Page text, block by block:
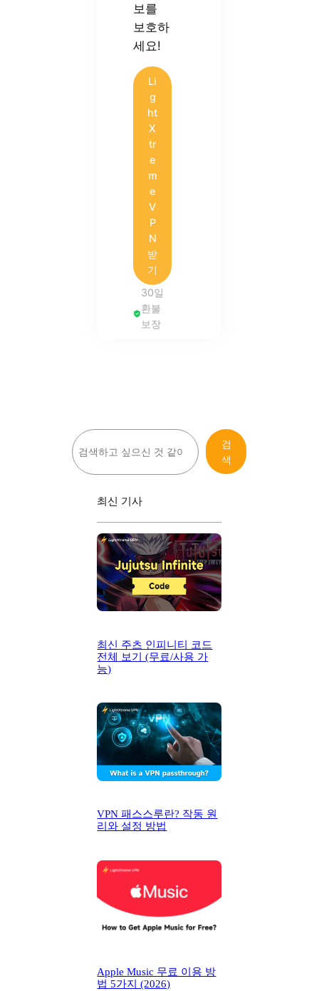
보를
보호하
세요!
Li
g
ht
X
tr
e
m
e
V
P
N
받
기
30일
환불
보장
검
색
검
색
최신 기사
최신 주츠 인피니티 코드
전체 보기 (무료/사용 가
능)
VPN 패스스루란? 작동 원
리와 설정 방법
Apple Music 무료 이용 방
법 5가지 (2026)